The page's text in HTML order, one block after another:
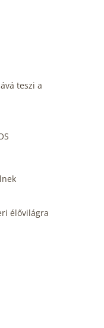
teszi a
élővilágra